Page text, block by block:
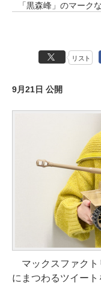
「黒森峰」のマーク
リスト
9月21日 公開
マックスファクト
にまつわるツイート